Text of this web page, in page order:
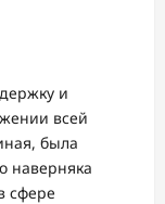
и
всей
была
наверняка
сфере